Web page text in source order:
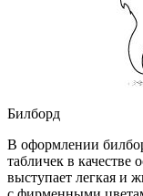
Билборд
В оформлении
табличек в качестве
выступает легкая и